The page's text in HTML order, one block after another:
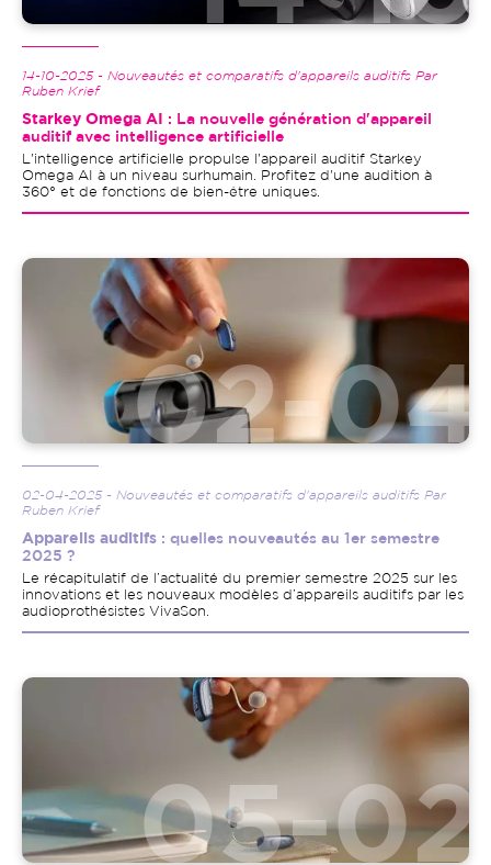
14-10-2025 - Nouveautés et comparatifs d'appareils auditifs Par
Ruben Krief
Starkey Omega AI
: La nouvelle génération d'appareil
auditif avec intelligence artificielle
L'intelligence artificielle propulse l'appareil auditif Starkey
Omega AI à un niveau surhumain. Profitez d'une audition à
360° et de fonctions de bien-être uniques.
Image
02-04-2025 - Nouveautés et comparatifs d'appareils auditifs Par
Ruben Krief
Appareils auditifs : quelles nouveautés au 1er semestre
2025 ?
Le récapitulatif de l’actualité du premier semestre 2025 sur les
innovations et les nouveaux modèles d’appareils auditifs par les
audioprothésistes VivaSon.
Image